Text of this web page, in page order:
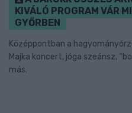
KIVÁLÓ PROGRAM VÁR
GYŐRBEN
Középpontban a
Majka koncert, jóga szeánsz,
más.